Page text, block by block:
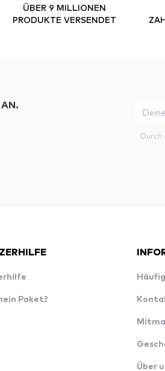
ÜBER 9 MILLIONEN
PRODUKTE VERSENDET
Durch
Paket?
Über